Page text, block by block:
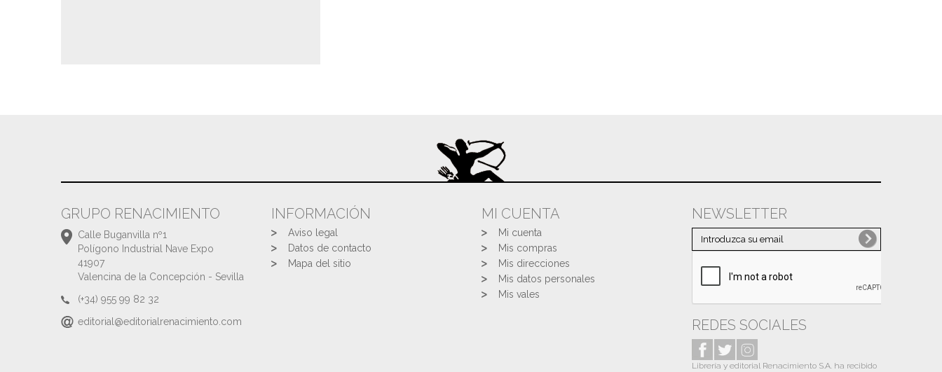
GRUPO RENACIMIENTO
Calle Buganvilla nº1
Polígono Industrial Nave Expo
41907
Valencina de la Concepción - Sevilla
(+34) 955 99 82 32
editorial@editorialrenacimiento.com
INFORMACIÓN
Aviso legal
Datos de contacto
Mapa del sitio
MI CUENTA
Mi cuenta
Mis compras
Mis direcciones
Mis datos personales
Mis vales
NEWSLETTER
REDES SOCIALES
Librería y editorial Renacimiento S.A. ha recibido